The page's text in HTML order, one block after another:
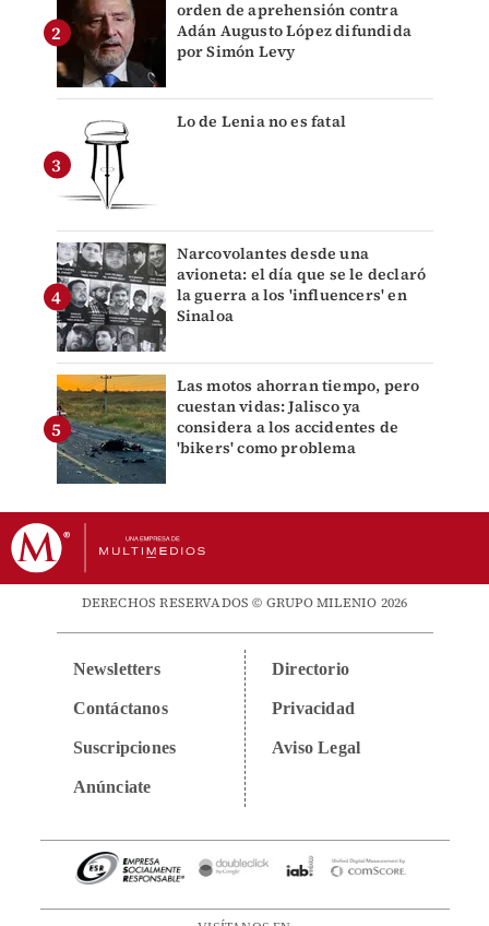
orden de aprehensión contra
Adán Augusto López difundida
por Simón Levy
Lo de Lenia no es fatal
Narcovolantes desde una
avioneta: el día que se le declaró
la guerra a los 'influencers' en
Sinaloa
Las motos ahorran tiempo, pero
cuestan vidas: Jalisco ya
considera a los accidentes de
'bikers' como problema
DERECHOS RESERVADOS © GRUPO MILENIO 2026
Newsletters
Contáctanos
Suscripciones
Anúnciate
Directorio
Privacidad
Aviso Legal